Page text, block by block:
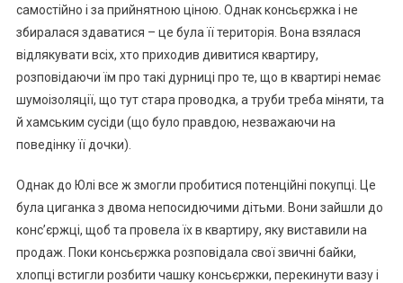
самостійно і за прийнятною ціною. Однак консьєржка і не
збиралася здаватися – це була її територія. Вона взялася
відлякувати всіх, хто приходив дивитися квартиру,
розповідаючи їм про такі дурниці про те, що в квартирі немає
шумоізоляції, що тут стара проводка, а труби треба міняти, та
й хамським сусіди (що було правдою, незважаючи на
поведінку її дочки).
Однак до Юлі все ж змогли пробитися потенційні покупці. Це
була циганка з двома непосидючими дітьми. Вони зайшли до
конс’єржці, щоб та провела їх в квартиру, яку виставили на
продаж. Поки консьєржка розповідала свої звичні байки,
хлопці встигли розбити чашку консьєржки, перекинути вазу і